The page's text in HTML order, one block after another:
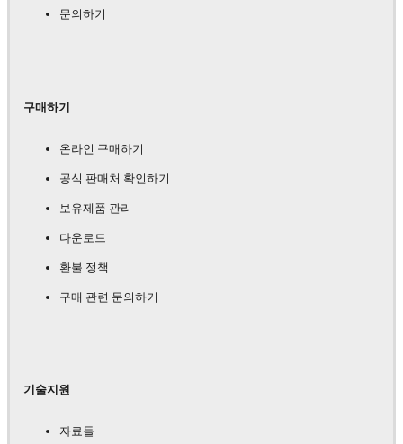
문의하기
구매하기
온라인 구매하기
공식 판매처 확인하기
보유제품 관리
다운로드
환불 정책
구매 관련 문의하기
기술지원
자료들